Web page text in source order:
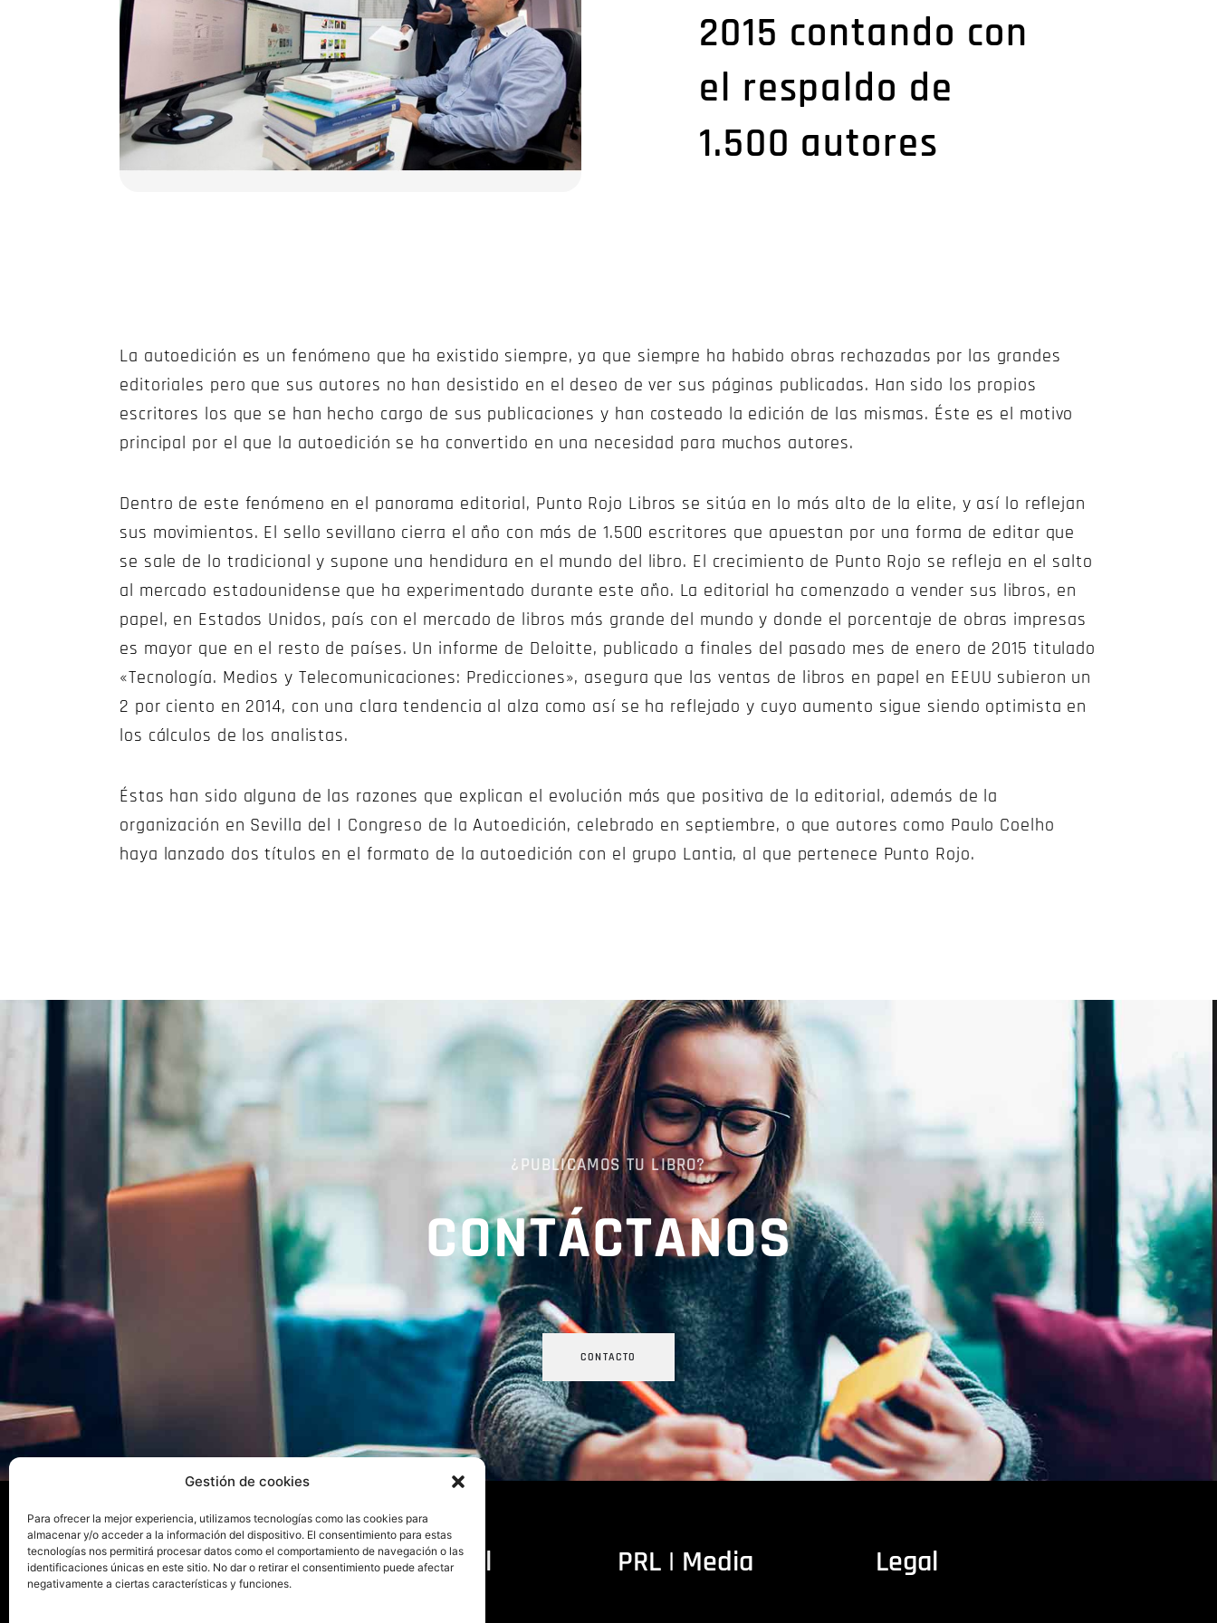
Gestión de cookies
Para ofrecer la mejor experiencia, utilizamos tecnologías como las cookies para
almacenar y/o acceder a la información del dispositivo. El consentimiento para estas
tecnologías nos permitirá procesar datos como el comportamiento de navegación o las
identificaciones únicas en este sitio. No dar o retirar el consentimiento puede afectar
negativamente a ciertas características y funciones.
2015 contando con
el respaldo de
1.500 autores
La autoedición es un fenómeno que ha existido siempre, ya que siempre ha habido obras rechazadas por las grandes
editoriales pero que sus autores no han desistido en el deseo de ver sus páginas publicadas. Han sido los propios
escritores los que se han hecho cargo de sus publicaciones y han costeado la edición de las mismas. Éste es el motivo
principal por el que la autoedición se ha convertido en una necesidad para muchos autores.
Dentro de este fenómeno en el panorama editorial, Punto Rojo Libros se sitúa en lo más alto de la elite, y así lo reflejan
sus movimientos. El sello sevillano cierra el año con más de 1.500 escritores que apuestan por una forma de editar que
se sale de lo tradicional y supone una hendidura en el mundo del libro. El crecimiento de Punto Rojo se refleja en el salto
al mercado estadounidense que ha experimentado durante este año. La editorial ha comenzado a vender sus libros, en
papel, en Estados Unidos, país con el mercado de libros más grande del mundo y donde el porcentaje de obras impresas
es mayor que en el resto de países. Un informe de Deloitte, publicado a finales del pasado mes de enero de 2015 titulado
«Tecnología. Medios y Telecomunicaciones: Predicciones», asegura que las ventas de libros en papel en EEUU subieron un
2 por ciento en 2014, con una clara tendencia al alza como así se ha reflejado y cuyo aumento sigue siendo optimista en
los cálculos de los analistas.
Éstas han sido alguna de las razones que explican el evolución más que positiva de la editorial, además de la
organización en Sevilla del I Congreso de la Autoedición, celebrado en septiembre, o que autores como Paulo Coelho
haya lanzado dos títulos en el formato de la autoedición con el grupo Lantia, al que pertenece Punto Rojo.
¿PUBLICAMOS TU LIBRO?
CONTÁCTANOS
CONTACTO
La editorial PRL | Media Legal